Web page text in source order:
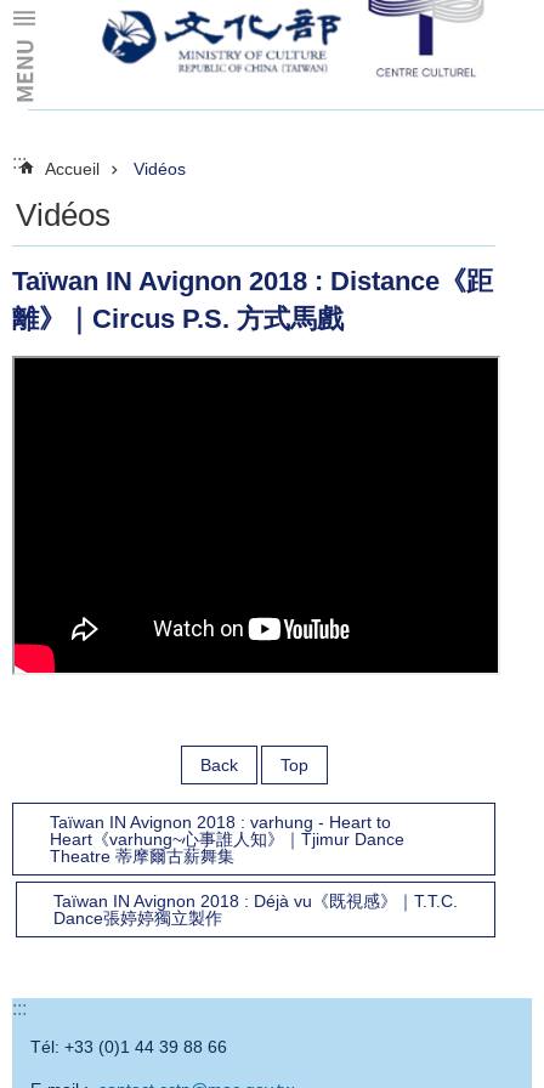
Skip to main content
:::
::: Accueil Vidéos
Vidéos
Taïwan IN Avignon 2018 : Distance《距
離》｜Circus P.S. 方式馬戲
Back Top
Taïwan IN Avignon 2018 : varhung - Heart to
Heart《varhung~心事誰人知》｜Tjimur Dance
Theatre 蒂摩爾古薪舞集
Taïwan IN Avignon 2018 : Déjà vu《既視感》｜T.T.C.
Dance張婷婷獨立製作
:::
Tél: +33 (0)1 44 39 88 66